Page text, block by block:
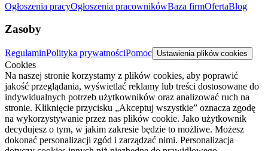
Ogłoszenia pracyOgłoszenia pracownikówBaza firmOfertaBlog
Zasoby
RegulaminPolityka prywatnościPomoc Ustawienia plików cookies
Cookies
Na naszej stronie korzystamy z plików cookies, aby poprawić
jakość przeglądania, wyświetlać reklamy lub treści dostosowane do
indywidualnych potrzeb użytkowników oraz analizować ruch na
stronie. Kliknięcie przycisku „Akceptuj wszystkie” oznacza zgodę
na wykorzystywanie przez nas plików cookie. Jako użytkownik
decydujesz o tym, w jakim zakresie będzie to możliwe. Możesz
dokonać personalizacji zgód i zarządzać nimi. Personalizacja